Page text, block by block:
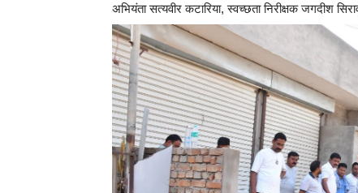
अभियंता सत्यवीर कटारिया, स्वच्छता निरीक्षक जगदीश